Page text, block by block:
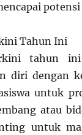
Tahun Ini
tahun
diri dengan
untuk
atau
untuk